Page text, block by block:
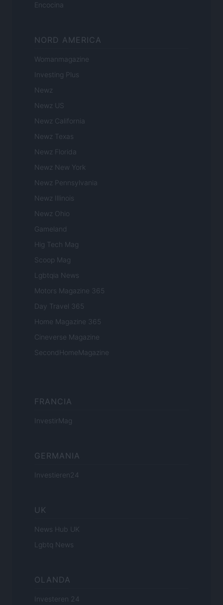
Encocina
NORD AMERICA
Womanmagazine
Investing Plus
Newz
Newz US
Newz California
Newz Texas
Newz Florida
Newz New York
Newz Pennsylvania
Newz Illinois
Newz Ohio
Gameland
Hig Tech Mag
Scoop Mag
Lgbtqia News
Motors Magazine 365
Day Travel 365
Home Magazine 365
Cineverse Magazine
SecondHomeMagazine
FRANCIA
InvestirMag
GERMANIA
Investieren24
UK
News Hub UK
Lgbtq News
OLANDA
Investeren 24